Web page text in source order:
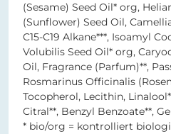
(Sesame) Seed Oil* org,
(Sunflower) Seed Oil,
C15-C19 Alkane***, Isoamyl
Volubilis Seed Oil* org,
Oil, Fragrance (Parfum)**,
Rosmarinus Officinalis
Tocopherol, Lecithin,
Citral**, Benzyl Benzoate**,
* bio/org = kontrolliert